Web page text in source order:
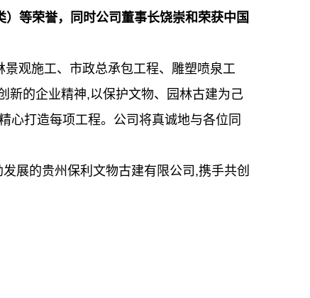
等荣誉，同时公司董事长饶崇和荣获中国
观施工、市政总承包工程、雕塑喷泉工
新的企业精神,以保护文物、园林古建为己
心打造每项工程。公司将真诚地与各位同
的贵州保利文物古建有限公司,携手共创